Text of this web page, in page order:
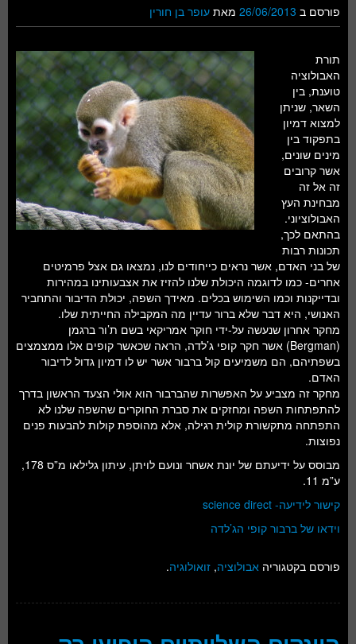
פורסם ב 26/06/2013 מאת עופר בן חורין
תורת
האבולוציה
טוענת, בין
השאר, שניתן
למצוא דמיון
בתפקוד בין
מינים שונים,
אשר קרובים
זה אל זה
מבחינת העץ
האבולוציוני.
בהתאם לכך,
תכונות רבות
של בני האדם, אשר נראים כייחודים לנו, נמצאו גם אצל פרמיטים
אחרים- כמו לדוגמה היכולת שלנו להזיז את אצבעותינו במהירות
ובדייקנות וכמו השימוש בכלים. מאידך השפה, יכולת הדיבור והתחביר
האנושי, היא דבר שלא ברור עדיין מה המקבילה החייתית שלו.
מחקר אחרון שנעשה על-ידי חוקר אמריקאי בשם ת’ור ברגמן
(Bergman) אשר חקר קופי ג’לדה, הראה שכאשר קופים אלו ממצמצים
בשפתיהם, הם משמיעים קול ברבור אשר יש לו דמיון גדול לדיבור
האדם.
מחקר זה מצביע על האפשרות שהברבור הוא אולי הצעד הראשון בדרך
להתפתחות השפה ומחזקים את סברת החוקרים שהשפה שלנו לא
התפתחה מתקשורת קולית רגילה, אלא מהוספת קולות להבעות פנים
נפוצות.
מבוסס על ידיעתם של יונת אשחר ונועם לויתן, עיתון גלילאו מ”ס 178,
ע”מ 11.
קישור לידיעה- science direct
וידאו של ברבור קופי הג’לדה
פורסם בקטגוריה אבולוציה, זואולוגיה.